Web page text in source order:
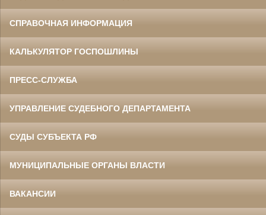
СПРАВОЧНАЯ ИНФОРМАЦИЯ
КАЛЬКУЛЯТОР ГОСПОШЛИНЫ
ПРЕСС-СЛУЖБА
УПРАВЛЕНИЕ СУДЕБНОГО ДЕПАРТАМЕНТА
СУДЫ СУБЪЕКТА РФ
МУНИЦИПАЛЬНЫЕ ОРГАНЫ ВЛАСТИ
ВАКАНСИИ